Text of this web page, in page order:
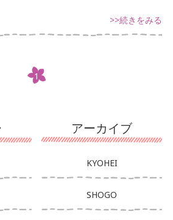
アーカイブ
KYOHEI
SHOGO
>>続きをみる
1